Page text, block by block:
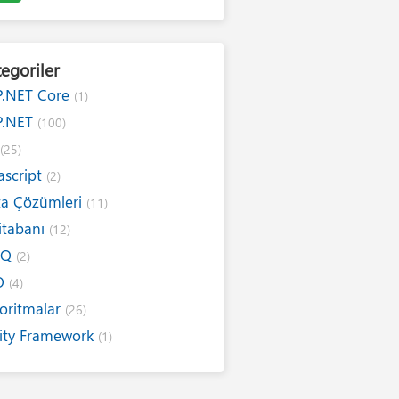
Core (1)
(100)
(25)
(2)
Çözümleri (11)
(12)
(2)
(4)
(26)
Framework (1)